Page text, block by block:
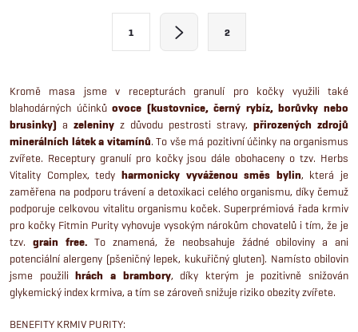
d
a
c
í
p
r
v
k
á
n
k
o
v
á
n
í
1 2
Kromě masa jsme v recepturách granulí pro kočky využili také
blahodárných účinkůovoce (kustovnice, černý rybíz, borůvky nebo
brusinky) a zeleniny z důvodu pestrosti stravy, přirozených zdrojů
minerálních látek a vitamínů. To vše má pozitivní účinky na organismus
zvířete. Receptury granulí pro kočky jsou dále obohaceny o tzv. Herbs
Vitality Complex, tedy harmonicky vyváženou směs bylin, která je
zaměřena na podporu trávení a detoxikaci celého organismu, díky čemuž
podporuje celkovou vitalitu organismu koček. Superprémiová řada krmiv
pro kočky Fitmin Purity vyhovuje vysokým nárokům chovatelů i tím, že je
tzv.
grain free. To znamená, že neobsahuje žádné obiloviny a ani
potenciální alergeny (pšeničný lepek, kukuřičný gluten). Namísto obilovin
jsme použili hrách a brambory, díky kterým je pozitivně snižován
glykemický index krmiva, a tím se zároveň snižuje riziko obezity zvířete.
BENEFITY KRMIV PURITY: